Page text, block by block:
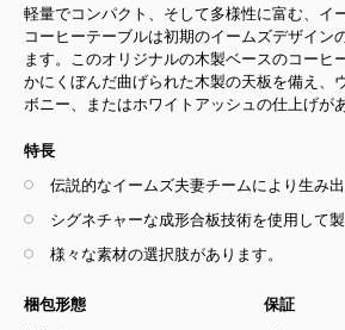
軽量でコンパクト、そして多様性に富む、イ
コーヒーテーブルは初期のイームズデザイン
ます。このオリジナルの木製ベースのコーヒ
かにくぼんだ曲げられた木製の天板を備え、
ボニー、またはホワイトアッシュの仕上げが
特長
伝説的なイームズ夫妻チームにより生み出
シグネチャーな成形合板技術を使用して製
様々な素材の選択肢があります。
梱包形態
保証